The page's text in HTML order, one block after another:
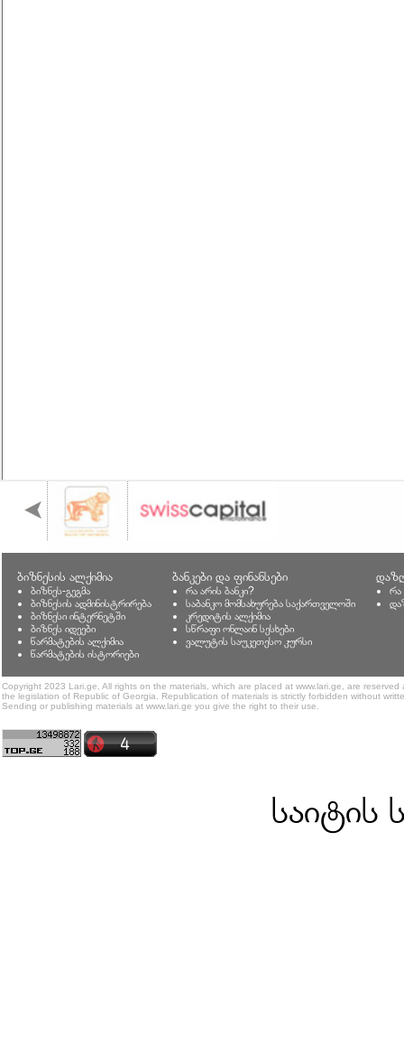
ბიზნესის ალქიმია
ბიზნეს-გეგმა
ბიზნესის ადმინისტრირება
ბიზნესი ინტერნეტში
ბიზნეს იდეები
წარმატების ალქიმია
წარმატების ისტორიები
ბანკები და ფინანსები
რა არის ბანკი?
საბანკო მომსახურება საქართველოში
კრედიტის ალქიმია
სწრაფი ონლაინ სესხები
ვალუტის საუკეთესო კურსი
რა
Copyright 2023 Lari.ge, All rights on the materials, which are placed at www.lari.ge, are
the legislation of Republic of Georgia. Republication of materials is strictly forbidden without
Sending or publishing materials at www.lari.ge you give the right to their use.
საიტის